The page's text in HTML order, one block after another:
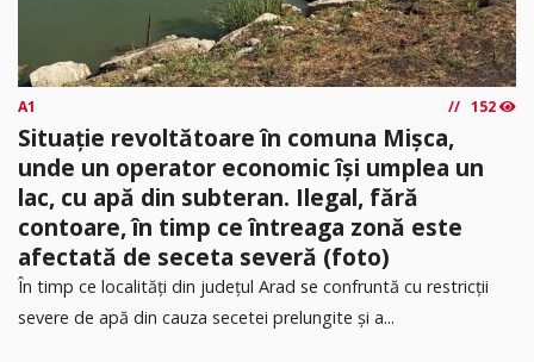
A1 152
Situație revoltătoare în comuna Mișca,
unde un operator economic își umplea un
lac, cu apă din subteran. Ilegal, fără
contoare, în timp ce întreaga zonă este
afectată de seceta severă (foto)
În timp ce localități din județul Arad se confruntă cu restricții
severe de apă din cauza secetei prelungite și a...